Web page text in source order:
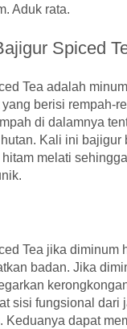
Aduk rata.
Spiced
Tea adalah
berisi rempah-
di dalamnya
Kali ini bajigur
melati
Tea jika diminum
badan. Jika
sisi fungsional dari
Keduanya dapat